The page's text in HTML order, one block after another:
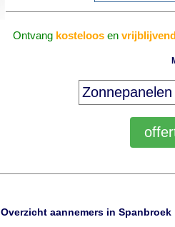
Ontvang kosteloos en
Overzicht aannemers in Spanbroek